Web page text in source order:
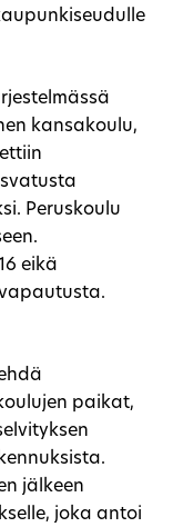
kansakoulu,
Peruskoulu
eikä
paikat,
jälkeen
joka antoi